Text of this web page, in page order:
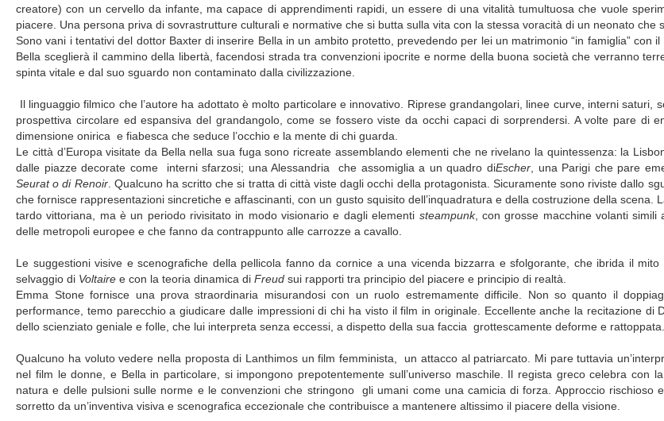
creatore) con un cervello da infante, ma capace di apprendimenti rapidi, un essere di una vitalità tumultuosa che vuole
piacere. Una persona priva di sovrastrutture culturali e normative che si butta sulla vita con la stessa voracità di un neonato che
Sono vani i tentativi del dottor Baxter di inserire Bella in un ambito protetto, prevedendo per lei un matrimonio “in famiglia” con il
Bella sceglierà il cammino della libertà, facendosi strada tra convenzioni ipocrite e norme della buona società che verranno
spinta vitale e dal suo sguardo non contaminato dalla civilizzazione.
Il linguaggio filmico che l’autore ha adottato è molto particolare e innovativo. Riprese grandangolari, linee curve, interni saturi,
prospettiva circolare ed espansiva del grandangolo, come se fossero viste da occhi capaci di sorprendersi. A volte pare di
dimensione onirica e fiabesca che seduce l’occhio e la mente di chi guarda.
Le città d’Europa visitate da Bella nella sua fuga sono ricreate assemblando elementi che ne rivelano la quintessenza: la
dalle piazze decorate come interni sfarzosi; una Alessandria che assomiglia a un quadro diEscher, una Parigi che pare
Seurat o di Renoir. Qualcuno ha scritto che si tratta di città viste dagli occhi della protagonista. Sicuramente sono riviste dallo
che fornisce rappresentazioni sincretiche e affascinanti, con un gusto squisito dell’inquadratura e della costruzione della scena.
tardo vittoriana, ma è un periodo rivisitato in modo visionario e dagli elementi steampunk, con grosse macchine volanti simili
delle metropoli europee e che fanno da contrappunto alle carrozze a cavallo.
Le suggestioni visive e scenografiche della pellicola fanno da cornice a una vicenda bizzarra e sfolgorante, che ibrida il mito
selvaggio di Voltaire e con la teoria dinamica diFreudsui rapporti tra principio del piacere e principio di realtà.
Emma Stone fornisce una prova straordinaria misurandosi con un ruolo estremamente difficile. Non so quanto il
performance, temo parecchio a giudicare dalle impressioni di chi ha visto il film in originale. Eccellente anche la recitazione di
dello scienziato geniale e folle, che lui interpreta senza eccessi, a dispetto della sua faccia grottescamente deforme e rattoppata.
Qualcuno ha voluto vedere nella proposta di Lanthimos un film femminista, un attacco al patriarcato. Mi pare tuttavia
nel film le donne, e Bella in particolare, si impongono prepotentemente sull’universo maschile. Il regista greco celebra con
natura e delle pulsioni sulle norme e le convenzioni che stringono gli umani come una camicia di forza. Approccio rischioso
sorretto da un’inventiva visiva e scenografica eccezionale che contribuisce a mantenere altissimo il piacere della visione.